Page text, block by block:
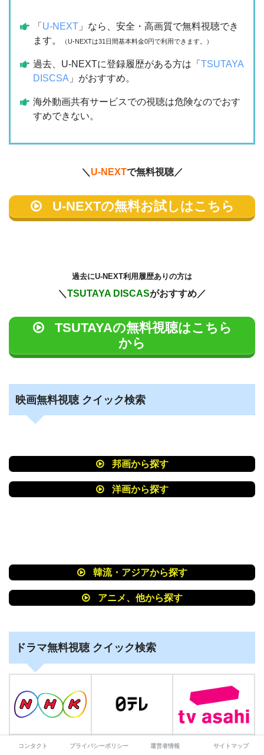
「 U-NEXT 」なら、安全・高画質で無料視聴でき
ます。
（U-NEXTは31日間基本料金0円で利用できます。）
過去、U-NEXTに登録履歴がある方は「TSUTAYA
DISCSA 」がおすすめ。
海外動画共有サービスでの視聴は危険なのでおす
すめできない。
＼ U-NEXTで無料視聴／
U-NEXTの無料お試しはこちら
過去にU-NEXT利用履歴ありの方は
＼ TSUTAYA DISCASがおすすめ／
TSUTAYAの無料視聴はこちら
から
映画無料視聴 クイック検索
邦画から探す
洋画から探す
韓流・アジアから探す
アニメ、他から探す
ドラマ無料視聴 クイック検索
▶︎ ドラマを観る ▶︎ ドラマを観る ▶︎ ドラマを観る
コンタクト プライバシーポリシー 運営者情報 サイトマップ